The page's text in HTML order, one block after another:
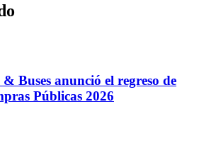
Buses anunció el regreso de
Públicas 2026